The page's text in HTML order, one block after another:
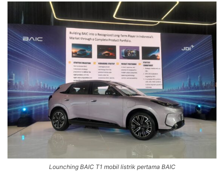
Lounching BAIC T1 mobil listrik pertama BAIC